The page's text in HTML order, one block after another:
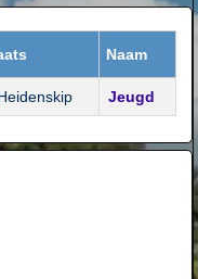
Naam
Jeugd